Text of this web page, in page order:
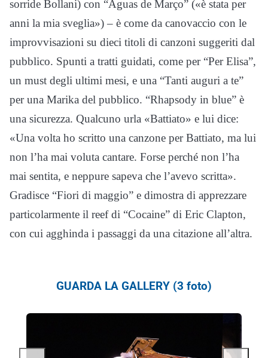
sorride Bollani) con “Aguas de Março” («è stata per
anni la mia sveglia») – è come da canovaccio con le
improvvisazioni su dieci titoli di canzoni suggeriti dal
pubblico. Spunti a tratti guidati, come per “Per Elisa”,
un must degli ultimi mesi, e una “Tanti auguri a te”
per una Marika del pubblico. “Rhapsody in blue” è
una sicurezza. Qualcuno urla «Battiato» e lui dice:
«Una volta ho scritto una canzone per Battiato, ma lui
non l’ha mai voluta cantare. Forse perché non l’ha
mai sentita, e neppure sapeva che l’avevo scritta».
Gradisce “Fiori di maggio” e dimostra di apprezzare
particolarmente il reef di “Cocaine” di Eric Clapton,
con cui agghinda i passaggi da una citazione all’altra.
GUARDA LA GALLERY (3 foto)